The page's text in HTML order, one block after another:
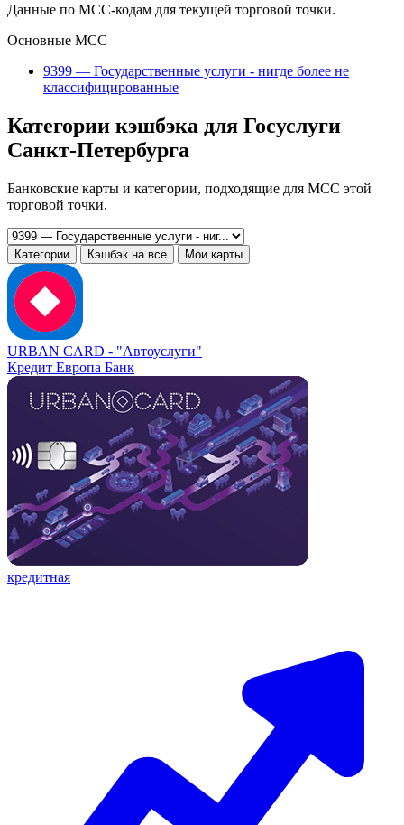
Данные по MCC-кодам для текущей торговой точки.
Основные MCC
9399 — Государственные услуги - нигде более не
классифицированные
Категории кэшбэка для Госуслуги
Санкт-Петербурга
Банковские карты и категории, подходящие для MCC этой
торговой точки.
Категории Кэшбэк на все Мои карты
URBAN CARD - "Автоуслуги"
Кредит Европа Банк
кредитная